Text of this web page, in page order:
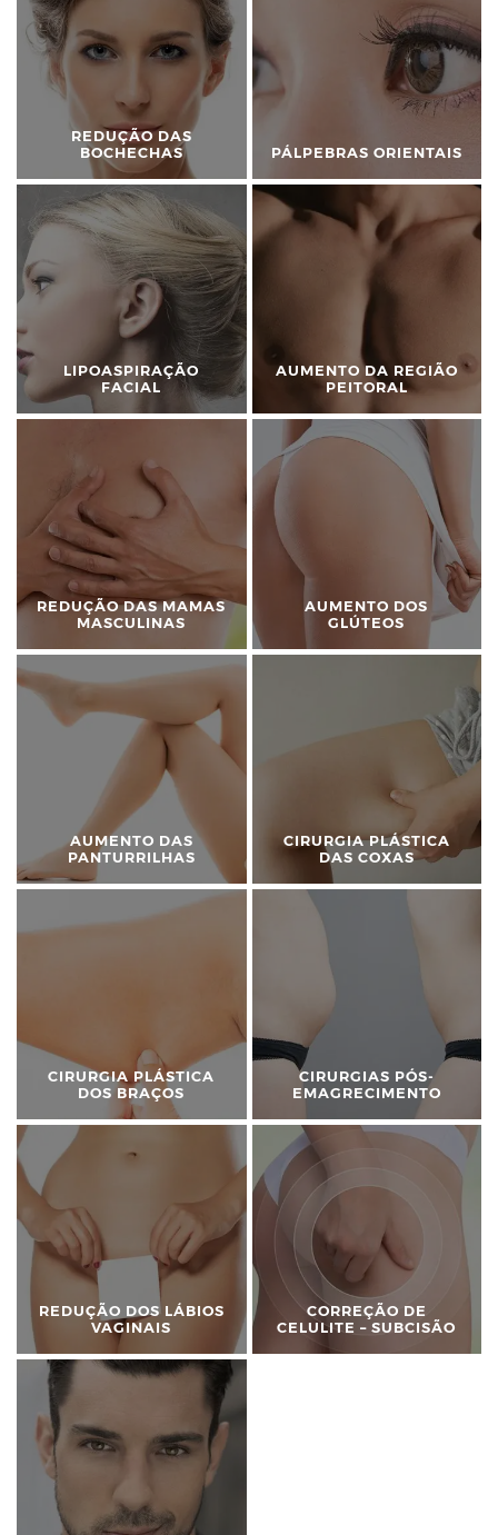
REDUÇÃO DAS
BOCHECHAS
PÁLPEBRAS ORIENTAIS
LIPOASPIRAÇÃO
FACIAL
AUMENTO DA REGIÃO
PEITORAL
REDUÇÃO DAS MAMAS
MASCULINAS
AUMENTO DOS
GLÚTEOS
AUMENTO DAS
PANTURRILHAS
CIRURGIA PLÁSTICA
DAS COXAS
CIRURGIA PLÁSTICA
DOS BRAÇOS
CIRURGIAS PÓS-
EMAGRECIMENTO
REDUÇÃO DOS LÁBIOS
VAGINAIS
CORREÇÃO DE
CELULITE – SUBCISÃO